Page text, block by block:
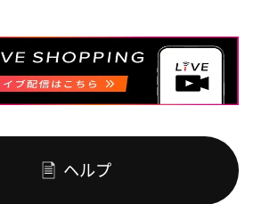
ヘルプ
￥8,580 86
お買い物
※送料無料